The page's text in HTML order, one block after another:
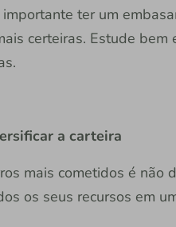
importante ter um
certeiras. Estude
a carteira
mais cometidos é não
os seus recursos em